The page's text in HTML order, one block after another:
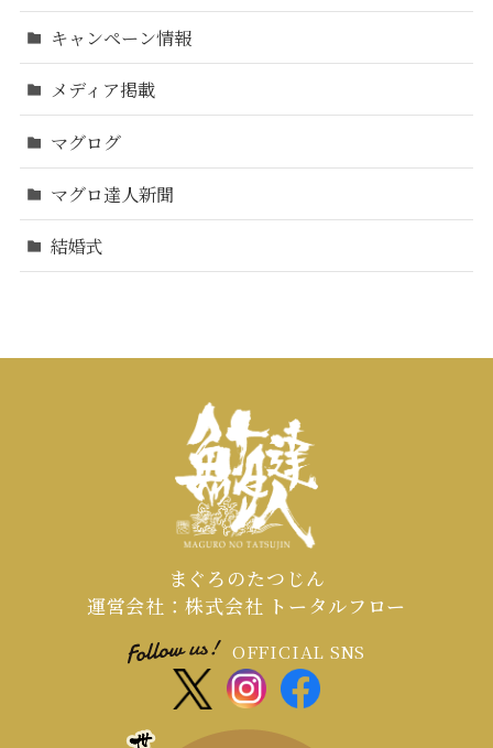
キャンペーン情報
メディア掲載
マグログ
マグロ達人新聞
結婚式
まぐろのたつじん
運営会社：株式会社 トータルフロー
OFFICIAL SNS